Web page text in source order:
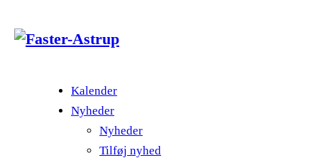
Kalender
Nyheder
Nyheder
Tilføj nyhed